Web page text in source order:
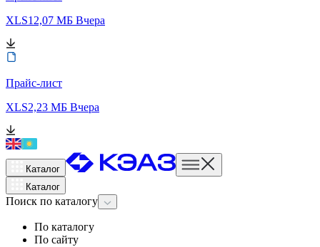
XLS12,07 МБ Вчера
Прайс-лист
XLS2,23 МБ Вчера
Каталог
Каталог
Поиск по каталогу
По каталогу
По сайту